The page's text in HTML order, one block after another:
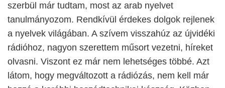
szerbül már tudtam, most az arab nyelvet
tanulmányozom. Rendkívül érdekes dolgok rejlenek
a nyelvek világában. A szívem visszahúz az újvidéki
rádióhoz, nagyon szerettem műsort vezetni, híreket
olvasni. Viszont ez már nem lehetséges többé. Azt
látom, hogy megváltozott a rádiózás, nem kell már